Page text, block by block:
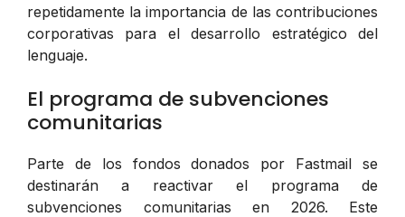
repetidamente la importancia de las contribuciones
corporativas para el desarrollo estratégico del
lenguaje.
El programa de subvenciones
comunitarias
Parte de los fondos donados por Fastmail se
destinarán a reactivar el programa de
subvenciones comunitarias en 2026. Este